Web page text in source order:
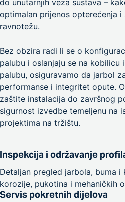
optimalan prijenos opterećenja i
ravnotežu.
Bez obzira radi li se o
palubu i oslanjaju se na kobilicu
palubu, osiguravamo da jarbol
performanse i integritet opute.
zaštite instalacija do završnog
sigurnost izvedbe temeljenu na
projektima na tržištu.
Inspekcija i održavanje
Detaljan pregled jarbola, buma i
korozije, pukotina i mehaničkih
Servis pokretnih dijelova